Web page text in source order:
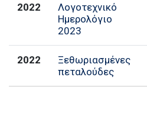
2022
Λογοτεχνικό
Ημερολόγιο
2023
2022
Ξεθωριασμένες
πεταλούδες